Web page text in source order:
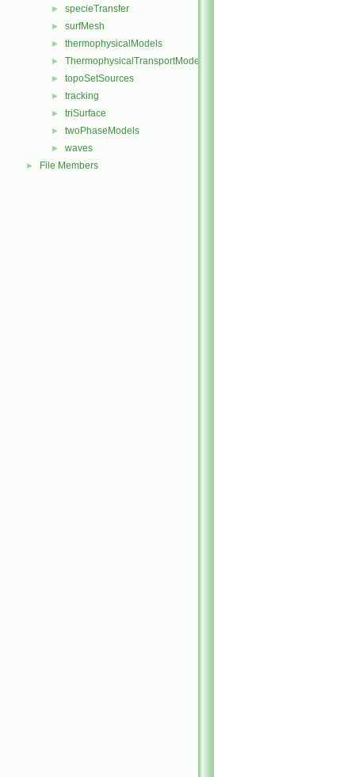
► specieTransfer
► surfMesh
► thermophysicalModels
► ThermophysicalTransportModels
► topoSetSources
► tracking
► triSurface
► twoPhaseModels
► waves
► File Members